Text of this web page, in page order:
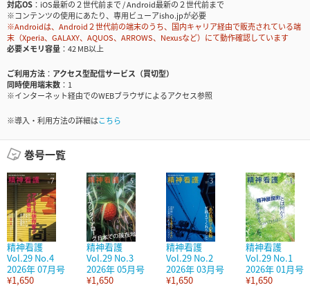
対応OS
iOS最新の２世代前まで / Android最新の２世代前まで
※コンテンツの使用にあたり、専用ビューアisho.jpが必要
※Androidは、Android２世代前の端末のうち、国内キャリア経由で販売されている端
末（Xperia、GALAXY、AQUOS、ARROWS、Nexusなど）にて動作確認しています
必要メモリ容量
42 MB以上
ご利用方法
アクセス型配信サービス（買切型）
同時使用端末数
1
※インターネット経由でのWEBブラウザによるアクセス参照
※導入・利用方法の詳細はこちら
巻号一覧
精神看護
Vol.29 No.4
2026年 07月号
¥1,650
精神看護
Vol.29 No.3
2026年 05月号
¥1,650
精神看護
Vol.29 No.2
2026年 03月号
¥1,650
精神看護
Vol.29 No.1
2026年 01月号
¥1,650